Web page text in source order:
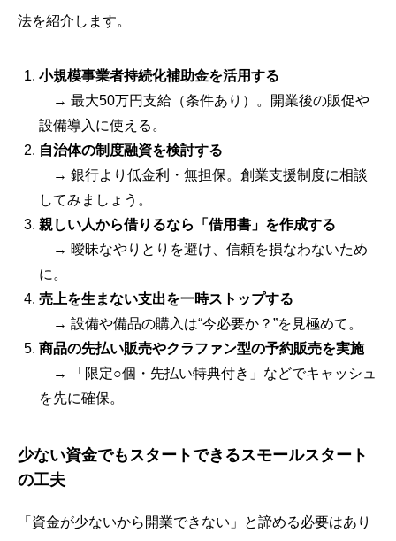
法を紹介します。
小規模事業者持続化補助金を活用する
→ 最大50万円支給（条件あり）。開業後の販促や
設備導入に使える。
自治体の制度融資を検討する
→ 銀行より低金利・無担保。創業支援制度に相談
してみましょう。
親しい人から借りるなら「借用書」を作成する
→ 曖昧なやりとりを避け、信頼を損なわないため
に。
売上を生まない支出を一時ストップする
→ 設備や備品の購入は“今必要か？”を見極めて。
商品の先払い販売やクラファン型の予約販売を実施
→ 「限定○個・先払い特典付き」などでキャッシュ
を先に確保。
少ない資金でもスタートできるスモールスタート
の工夫
「資金が少ないから開業できない」と諦める必要はあり